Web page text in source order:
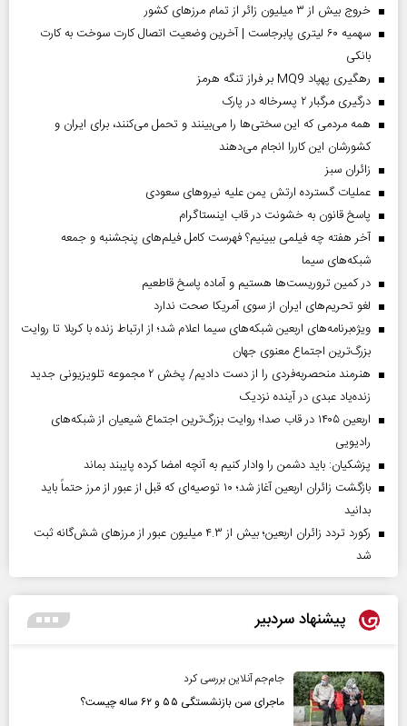
خروج بیش از ۳ میلیون زائر از تمام مرز‌های کشور
سهمیه ۶۰ لیتری پابرجاست | آخرین وضعیت اتصال کارت سوخت به کارت
بانکی
رهگیری پهپاد MQ9 بر فراز تنگه هرمز
درگیری مرگبار ۲ پسرخاله در پارک
همه مردمی که این سختی‌ها را می‌بینند و تحمل می‌کنند، برای ایران و
کشورشان این کاررا انجام می‌دهند
‌زائران سبز
عملیات گسترده ارتش یمن علیه نیروهای سعودی
پاسخ قانون به خشونت در قاب اینستاگرام
آخر هفته چه فیلمی ببینیم؟ فهرست کامل فیلم‌های پنجشنبه و جمعه
شبکه‌های سیما
در کمین تروریست‌ها هستیم و آماده پاسخ قاطعیم
لغو تحریم‌های ایران از سوی آمریکا صحت ندارد
ویژه‌برنامه‌های اربعین شبکه‌های سیما اعلام شد؛ از ارتباط زنده با کربلا تا روایت
بزرگ‌ترین اجتماع معنوی جهان
هنرمند منحصر‌به‌فردی را از دست دادیم/ پخش ۲ مجموعه تلویزیونی جدید
زنده‌یاد عبدی در آینده نزدیک
اربعین ۱۴۰۵ در قاب صدا؛ روایت بزرگ‌ترین اجتماع شیعیان از شبکه‌های
رادیویی
پزشکیان: باید دشمن را وادار کنیم به آنچه امضا کرده پایبند بماند
بازگشت زائران اربعین آغاز شد؛ ۱۰ توصیه‌ای که قبل از عبور از مرز حتماً باید
بدانید
رکورد تردد زائران اربعین؛ بیش از ۴.۳ میلیون عبور از مرزهای شش‌گانه ثبت
شد
پیشنهاد سردبیر
جام‌جم آنلاین بررسی کرد
ماجرای سن بازنشستگی ۵۵ و ۶۲ ساله چیست؟